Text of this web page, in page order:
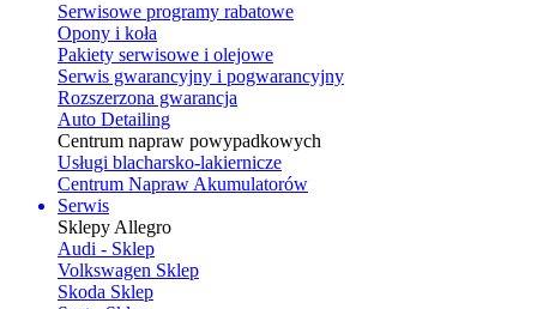
Serwisowe programy rabatowe
Opony i koła
Pakiety serwisowe i olejowe
Serwis gwarancyjny i pogwarancyjny
Rozszerzona gwarancja
Auto Detailing
Centrum napraw powypadkowych
Usługi blacharsko-lakiernicze
Centrum Napraw Akumulatorów
Serwis
Sklepy Allegro
Audi - Sklep
Volkswagen Sklep
Skoda Sklep